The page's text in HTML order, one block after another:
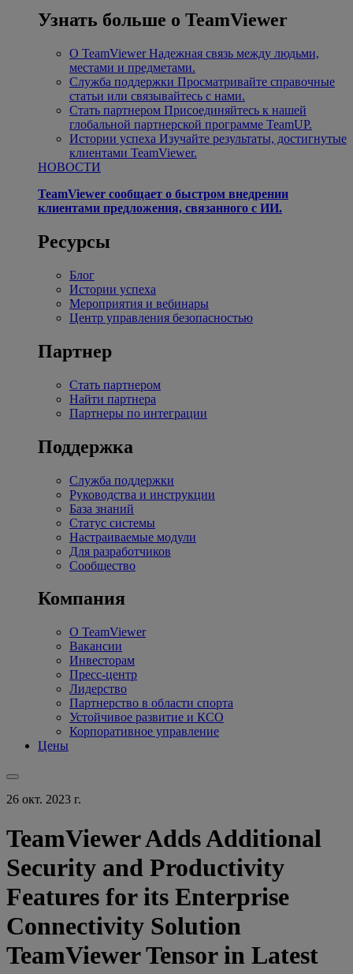
Узнать больше о TeamViewer
О TeamViewer Надежная связь между людьми,
местами и предметами.
Служба поддержки Просматривайте справочные
статьи или связывайтесь с нами.
Стать партнером Присоединяйтесь к нашей
глобальной партнерской программе TeamUP.
Истории успеха Изучайте результаты, достигнутые
клиентами TeamViewer.
НОВОСТИ
TeamViewer сообщает о быстром внедрении
клиентами предложения, связанного с ИИ.
Ресурсы
Блог
Истории успеха
Мероприятия и вебинары
Центр управления безопасностью
Партнер
Стать партнером
Найти партнера
Партнеры по интеграции
Поддержка
Служба поддержки
Руководства и инструкции
База знаний
Статус системы
Настраиваемые модули
Для разработчиков
Сообщество
Компания
О TeamViewer
Вакансии
Инвесторам
Пресс-центр
Лидерство
Партнерство в области спорта
Устойчивое развитие и КСО
Корпоративное управление
Цены
26 окт. 2023 г.
TeamViewer Adds Additional
Security and Productivity
Features for its Enterprise
Connectivity Solution
TeamViewer Tensor in Latest